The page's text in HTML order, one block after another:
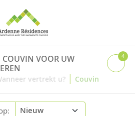
VOOR UW
vertrekt u? | Couvin
4